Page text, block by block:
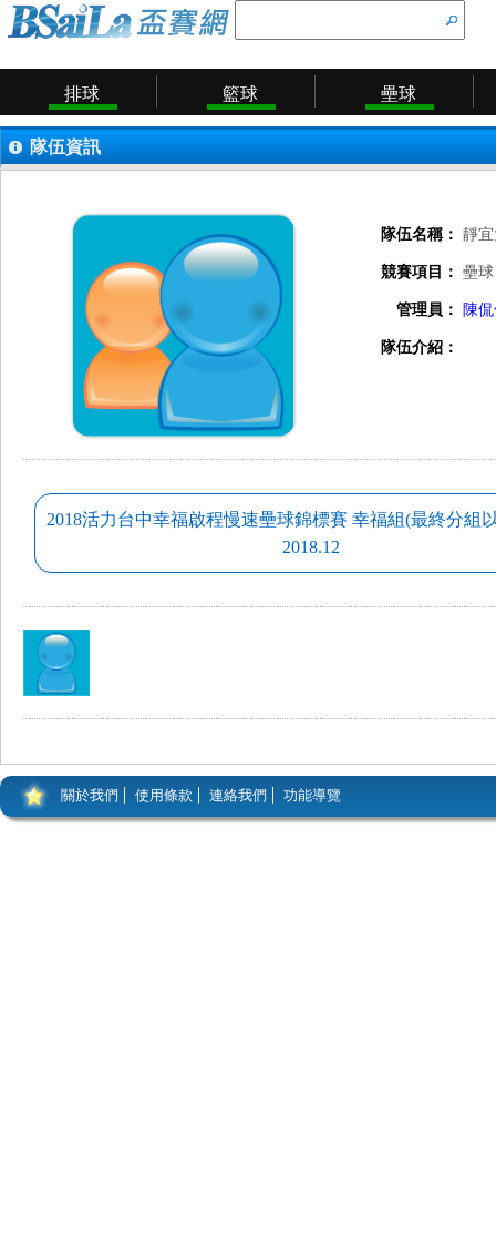
排球 籃球 壘球
隊伍資訊
隊伍名稱： 靜
競賽項目： 壘球
管理員： 陳
隊伍介紹：
2018活力台中幸福啟程慢速壘球錦標賽 幸福組(最終分組
2018.12
關於我們 使用條款 連絡我們 功能導覽